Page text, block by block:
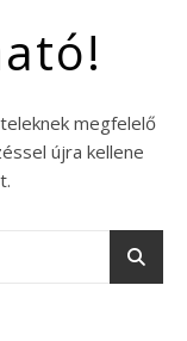
megfelelő
újra kellene